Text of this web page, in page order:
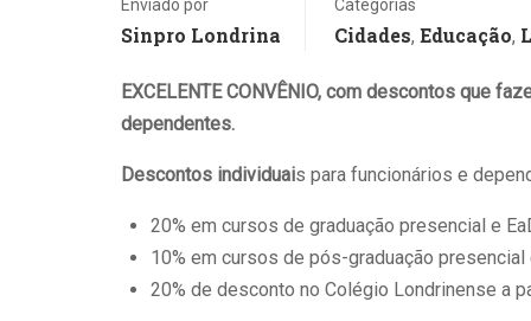
Enviado por
Sinpro Londrina
Categorias
Cidades, Educação,
EXCELENTE CONVÊNIO, com descontos que
dependentes.
Descontos individuais para funcionários e
20% em cursos de graduação presencial e
10% em cursos de pós-graduação presencial
20% de desconto no Colégio Londrinense a
de